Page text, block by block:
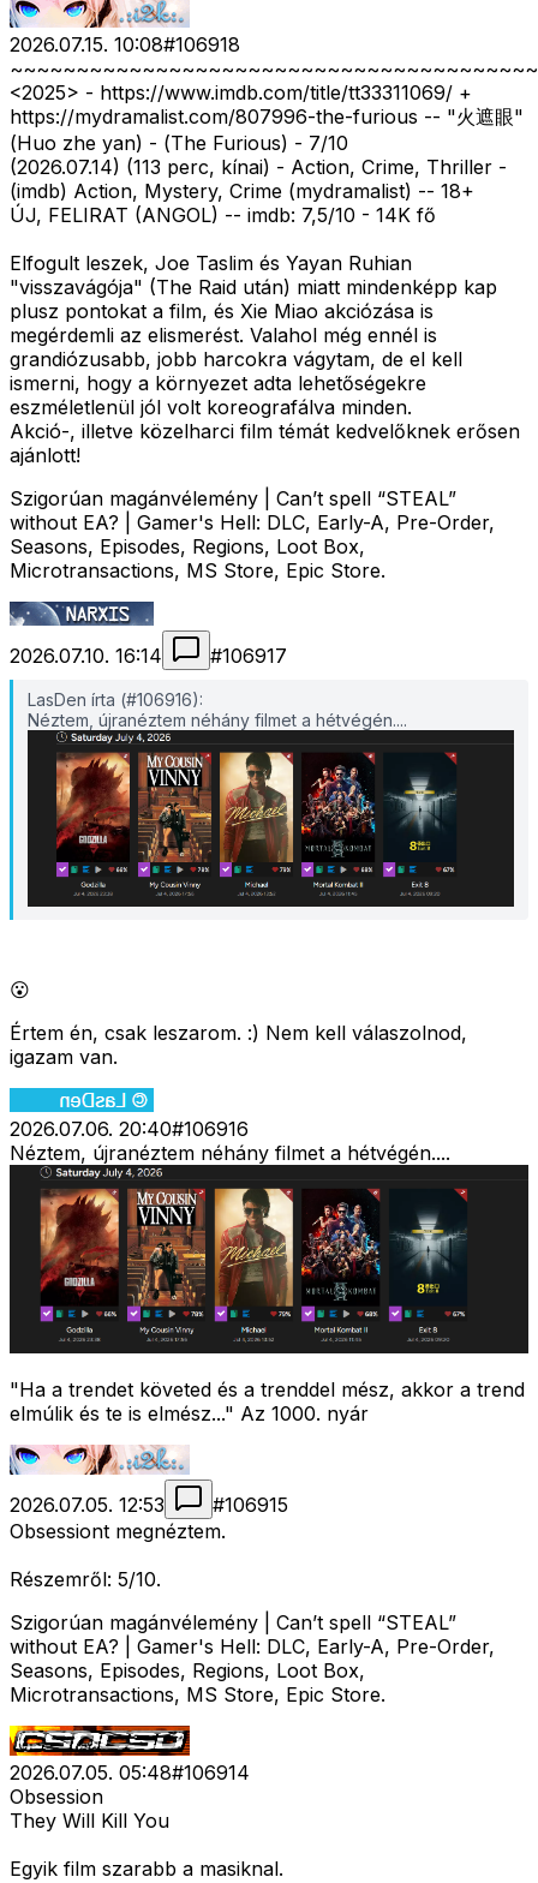
2026.07.15. 10:08#106918
<2025> - https://www.imdb.com/title/tt33311069/ +
https://mydramalist.com/807996-the-furious -- "火遮眼"
(Huo zhe yan) - (The Furious) - 7/10
(2026.07.14) (113 perc, kínai) - Action, Crime, Thriller -
(imdb) Action, Mystery, Crime (mydramalist) -- 18+
ÚJ, FELIRAT (ANGOL) -- imdb: 7,5/10 - 14K fő
Elfogult leszek, Joe Taslim és Yayan Ruhian
"visszavágója" (The Raid után) miatt mindenképp kap
plusz pontokat a film, és Xie Miao akciózása is
megérdemli az elismerést. Valahol még ennél is
grandiózusabb, jobb harcokra vágytam, de el kell
ismerni, hogy a környezet adta lehetőségekre
eszméletlenül jól volt koreografálva minden.
Akció-, illetve közelharci film témát kedvelőknek erősen
ajánlott!
Szigorúan magánvélemény | Can’t spell “STEAL”
without EA? | Gamer's Hell: DLC, Early-A, Pre-Order,
Seasons, Episodes, Regions, Loot Box,
Microtransactions, MS Store, Epic Store.
2026.07.10. 16:14 #106917
LasDen írta (#106916):
Néztem, újranéztem néhány filmet a hétvégén....
😮
Értem én, csak leszarom. :) Nem kell válaszolnod,
igazam van.
2026.07.06. 20:40#106916
Néztem, újranéztem néhány filmet a hétvégén....
"Ha a trendet követed és a trenddel mész, akkor a trend
elmúlik és te is elmész..." Az 1000. nyár
2026.07.05. 12:53 #106915
Obsessiont megnéztem.
Részemről: 5/10.
Szigorúan magánvélemény | Can’t spell “STEAL”
without EA? | Gamer's Hell: DLC, Early-A, Pre-Order,
Seasons, Episodes, Regions, Loot Box,
Microtransactions, MS Store, Epic Store.
2026.07.05. 05:48#106914
Obsession
They Will Kill You
Egyik film szarabb a masiknal.